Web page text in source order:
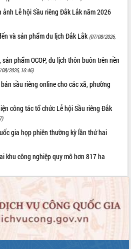
Lễ hội Sầu riêng Đắk Lắk năm 2026
và sản phẩm du lịch Đắk Lắk (07/08/2026,
phẩm OCOP, du lịch thôn buôn trên nền
08/2026, 16:46)
sầu riêng online cho các xã, phường
công tác tổ chức Lễ hội Sầu riêng Đắk
gia họp phiên thường kỳ lần thứ hai
khu công nghiệp quy mô hơn 817 ha